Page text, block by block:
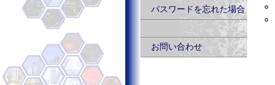
パスワードを忘れた場合
お問い合わせ